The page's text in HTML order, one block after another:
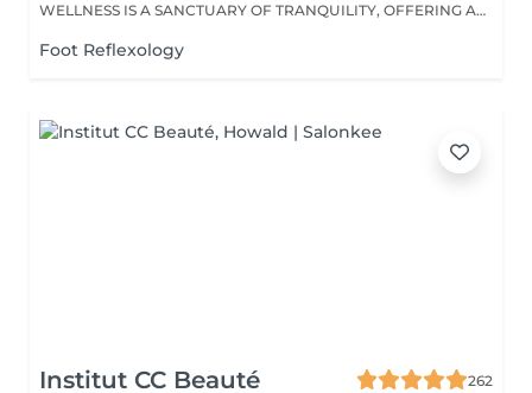
WELLNESS IS A SANCTUARY OF TRANQUILITY, OFFERING A
Foot Reflexology
Institut CC Beauté
262